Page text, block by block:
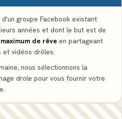
d'un groupe Facebook existant
années et dont le but est de
de rêve en partageant
et vidéos drôles.
nous sélectionnons la
drole pour vous fournir votre